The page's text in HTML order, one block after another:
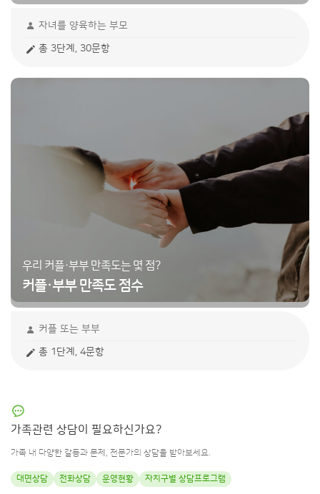
자녀를 양육하는 부모
총 3단계, 30문항
우리 커플·부부 만족도는 몇 점?
커플·부부 만족도 점수
커플 또는 부부
총 1단계, 4문항
가족관련 상담이 필요하신가요?
가족 내 다양한 갈등과 문제, 전문가의 상담을 받아보세요.
대면상담 전화상담 운영현황 자치구별 상담프로그램